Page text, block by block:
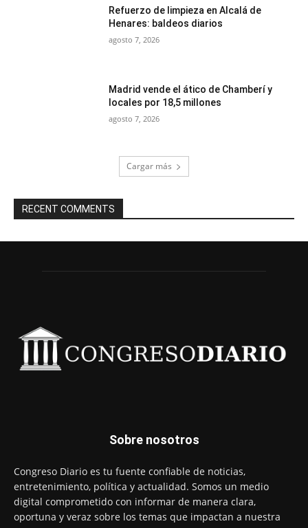
Refuerzo de limpieza en Alcalá de
Henares: baldeos diarios
agosto 7, 2026
Madrid vende el ático de Chamberí y
locales por 18,5 millones
agosto 7, 2026
Cargar más
RECENT COMMENTS
Sobre nosotros
Congreso Diario es tu fuente confiable de noticias,
entretenimiento, política y actualidad. Somos un medio
digital comprometido con informar de manera clara,
oportuna y veraz sobre los temas que impactan a nuestra